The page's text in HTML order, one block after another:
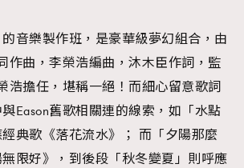
音樂製作班，是豪華級夢幻組合，由
作曲，李榮浩編曲，沐木臣作詞，監
浩擔任，堪稱一絕！而細心留意歌詞
Eason舊歌相關連的線索，如「水點
典歌《落花流水》； 而「夕陽那麼
限好》，到後段「秋冬變夏」則呼應